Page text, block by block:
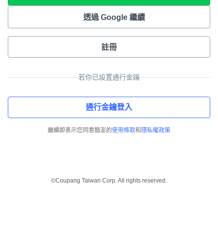
透過 Google 繼續
註冊
若你已設置通行金鑰
通行金鑰登入
繼續即表示您同意酷澎的使用條款和 隱私權政策
©Coupang Taiwan Corp. All rights reserved.